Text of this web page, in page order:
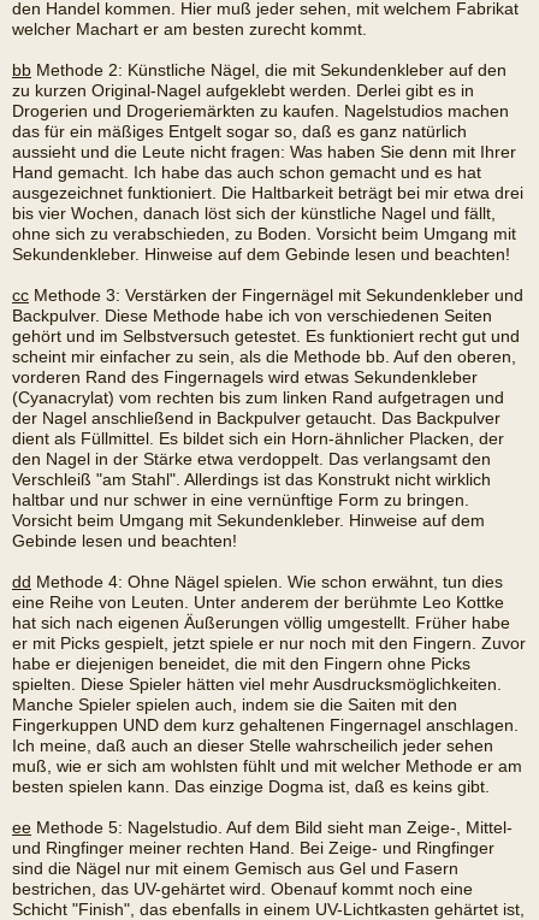
den Handel kommen. Hier muß jeder sehen, mit welchem Fabrikat
welcher Machart er am besten zurecht kommt.
bb Methode 2: Künstliche Nägel, die mit Sekundenkleber auf den
zu kurzen Original-Nagel aufgeklebt werden. Derlei gibt es in
Drogerien und Drogeriemärkten zu kaufen. Nagelstudios machen
das für ein mäßiges Entgelt sogar so, daß es ganz natürlich
aussieht und die Leute nicht fragen: Was haben Sie denn mit Ihrer
Hand gemacht. Ich habe das auch schon gemacht und es hat
ausgezeichnet funktioniert. Die Haltbarkeit beträgt bei mir etwa drei
bis vier Wochen, danach löst sich der künstliche Nagel und fällt,
ohne sich zu verabschieden, zu Boden. Vorsicht beim Umgang mit
Sekundenkleber. Hinweise auf dem Gebinde lesen und beachten!
cc Methode 3: Verstärken der Fingernägel mit Sekundenkleber und
Backpulver. Diese Methode habe ich von verschiedenen Seiten
gehört und im Selbstversuch getestet. Es funktioniert recht gut und
scheint mir einfacher zu sein, als die Methode bb. Auf den oberen,
vorderen Rand des Fingernagels wird etwas Sekundenkleber
(Cyanacrylat) vom rechten bis zum linken Rand aufgetragen und
der Nagel anschließend in Backpulver getaucht. Das Backpulver
dient als Füllmittel. Es bildet sich ein Horn-ähnlicher Placken, der
den Nagel in der Stärke etwa verdoppelt. Das verlangsamt den
Verschleiß "am Stahl". Allerdings ist das Konstrukt nicht wirklich
haltbar und nur schwer in eine vernünftige Form zu bringen.
Vorsicht beim Umgang mit Sekundenkleber. Hinweise auf dem
Gebinde lesen und beachten!
dd Methode 4: Ohne Nägel spielen. Wie schon erwähnt, tun dies
eine Reihe von Leuten. Unter anderem der berühmte Leo Kottke
hat sich nach eigenen Äußerungen völlig umgestellt. Früher habe
er mit Picks gespielt, jetzt spiele er nur noch mit den Fingern. Zuvor
habe er diejenigen beneidet, die mit den Fingern ohne Picks
spielten. Diese Spieler hätten viel mehr Ausdrucksmöglichkeiten.
Manche Spieler spielen auch, indem sie die Saiten mit den
Fingerkuppen UND dem kurz gehaltenen Fingernagel anschlagen.
Ich meine, daß auch an dieser Stelle wahrscheilich jeder sehen
muß, wie er sich am wohlsten fühlt und mit welcher Methode er am
besten spielen kann. Das einzige Dogma ist, daß es keins gibt.
ee Methode 5: Nagelstudio. Auf dem Bild sieht man Zeige-, Mittel-
und Ringfinger meiner rechten Hand. Bei Zeige- und Ringfinger
sind die Nägel nur mit einem Gemisch aus Gel und Fasern
bestrichen, das UV-gehärtet wird. Obenauf kommt noch eine
Schicht "Finish", das ebenfalls in einem UV-Lichtkasten gehärtet ist,